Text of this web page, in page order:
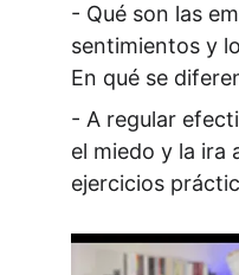
- Qué son las
sentimientos y
En qué se
- A regular
el miedo y la ira
ejercicios